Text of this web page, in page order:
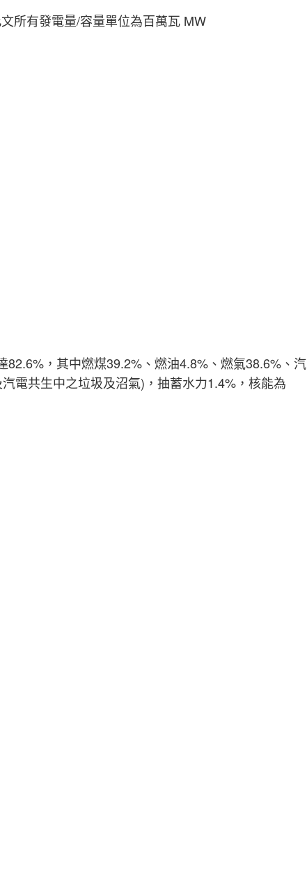
所有發電量/容量單位為百萬瓦 MW
，其中燃煤39.2%、燃油4.8%、燃氣38.6%、汽
電共生中之垃圾及沼氣)，抽蓄水力1.4%，核能為